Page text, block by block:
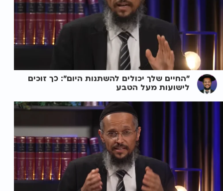
"החיים שלך יכולים להשתנות היום": כך זוכים
לישועות מעל הטבע